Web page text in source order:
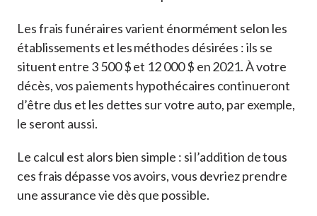
Les frais funéraires varient énormément selon les
établissements et les méthodes désirées : ils se
situent entre 3 500 $ et 12 000 $ en 2021. À votre
décès, vos paiements hypothécaires continueront
d’être dus et les dettes sur votre auto, par exemple,
le seront aussi.
Le calcul est alors bien simple : si l’addition de tous
ces frais dépasse vos avoirs, vous devriez prendre
une assurance vie dès que possible.